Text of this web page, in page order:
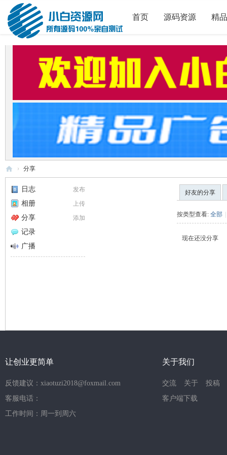
首页 源码资源 精
白
码
› 分享
发布
日志
上传
相册
添加
分享
记录
广播
好友的分享
按类型查看: 全部 |
现在还没分享
让创业更简单
反馈建议：xiaotuzi2018@foxmail.com
客服电话：
工作时间：周一到周六
关于我们
交流 关于
投稿
客户端下载